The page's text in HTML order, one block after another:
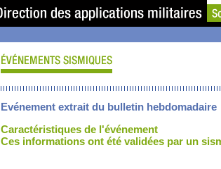
Evénement extrait du bulletin hebdomadaire
Caractéristiques de l'événement
Ces informations ont été validées par un